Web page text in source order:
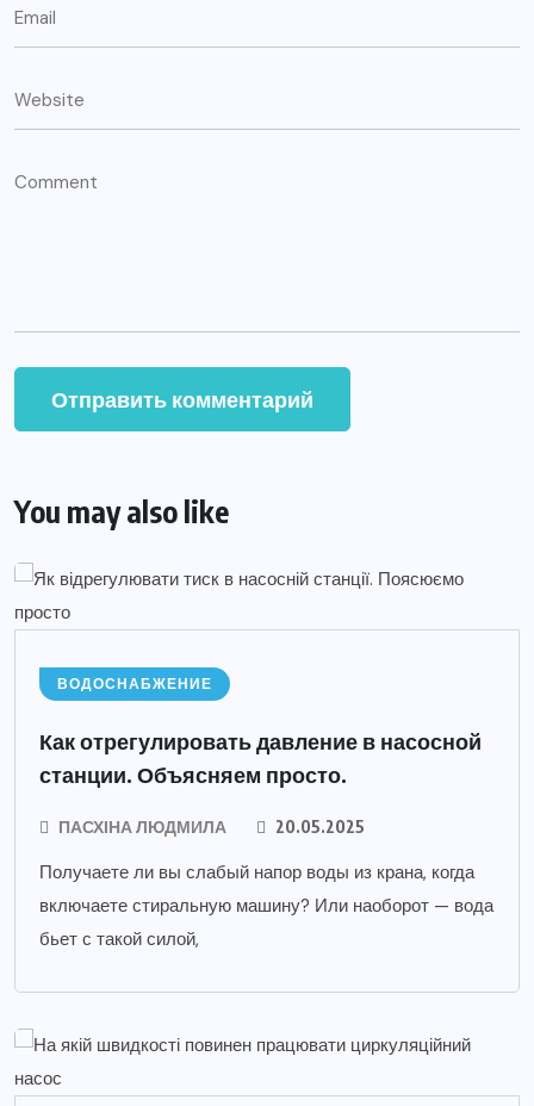
You may also like
ВОДОСНАБЖЕНИЕ
Как отрегулировать давление в насосной
станции. Объясняем просто.
ПАСХІНА ЛЮДМИЛА 20.05.2025
Получаете ли вы слабый напор воды из крана, когда
включаете стиральную машину? Или наоборот — вода
бьет с такой силой,